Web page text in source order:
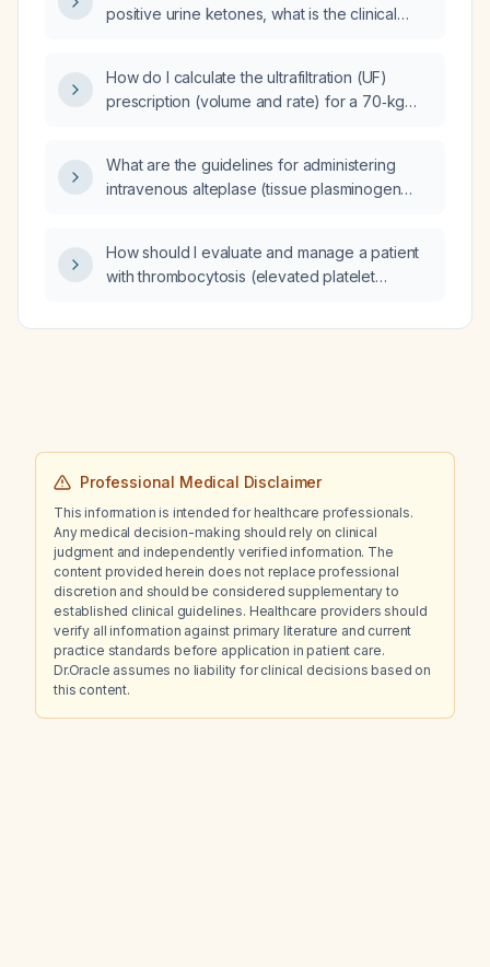
positive urine ketones, what is the clinical
How do I calculate the ultrafiltration (UF)
prescription (volume and rate) for a 70‑kg
What are the guidelines for administering
intravenous alteplase (tissue plasminogen
How should I evaluate and manage a patient
with thrombocytosis (elevated platelet
Professional Medical Disclaimer
This information is intended for healthcare professionals.
Any medical decision-making should rely on clinical
judgment and independently verified information. The
content provided herein does not replace professional
discretion and should be considered supplementary to
established clinical guidelines. Healthcare providers should
verify all information against primary literature and current
practice standards before application in patient care.
Dr.Oracle assumes no liability for clinical decisions based on
this content.